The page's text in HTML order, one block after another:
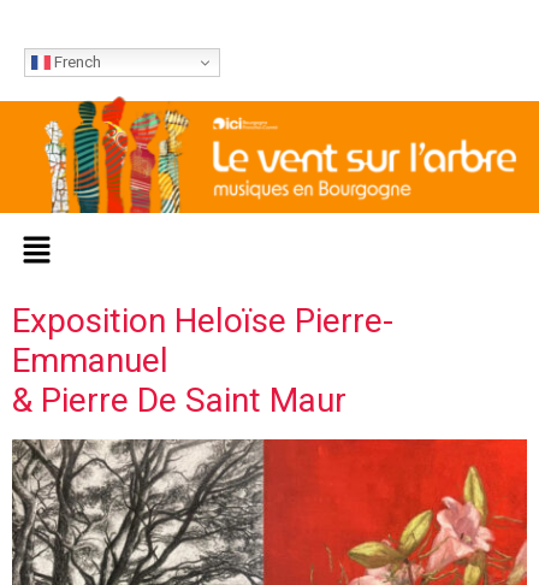
French
Exposition Heloïse Pierre-
Emmanuel
& Pierre De Saint Maur